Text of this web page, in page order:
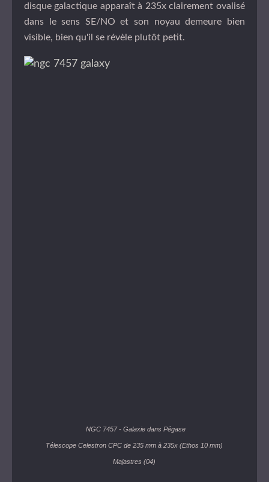
disque galactique apparaît à 235x clairement ovalisé
dans le sens SE/NO et son noyau demeure bien
visible, bien qu'il se révèle plutôt petit.
NGC 7457 - Galaxie dans Pégase
Télescope Celestron CPC de 235 mm à 235x (Ethos 10 mm)
Majastres (04)